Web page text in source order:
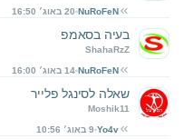
NuRoFeN 20 באוג׳ 16:50
בעיה בסאמפ
ShahaRzZ
NuRoFeN 14 באוג׳ 16:00
שאלה לסינגל פלייר
Moshik11
Yo4v 9 באוג׳ 10:56